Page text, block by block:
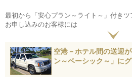
最初から「安心プラン～ライト～」付きツ
お申し込みのお客様には
空港－ホテル間の送迎
ン～ベーシック～」に